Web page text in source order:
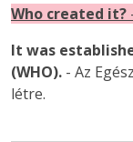
Who created it?
It was
(WHO). - Az
létre.